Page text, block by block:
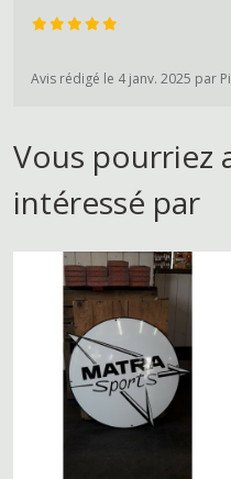
Avis rédigé le 4 janv. 2025 par
Vous pourriez
intéressé par